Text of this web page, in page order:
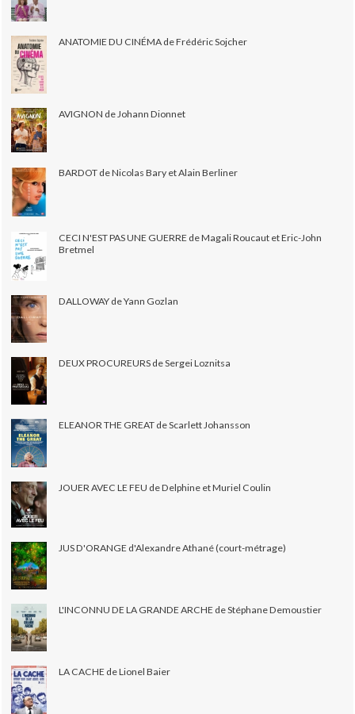
ANATOMIE DU CINÉMA de Frédéric Sojcher
AVIGNON de Johann Dionnet
BARDOT de Nicolas Bary et Alain Berliner
CECI N'EST PAS UNE GUERRE de Magali Roucaut et Eric-John
Bretmel
DALLOWAY de Yann Gozlan
DEUX PROCUREURS de Sergei Loznitsa
ELEANOR THE GREAT de Scarlett Johansson
JOUER AVEC LE FEU de Delphine et Muriel Coulin
JUS D'ORANGE d'Alexandre Athané (court-métrage)
L'INCONNU DE LA GRANDE ARCHE de Stéphane Demoustier
LA CACHE de Lionel Baier